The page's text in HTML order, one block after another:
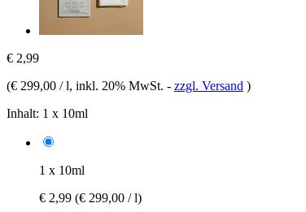
€ 2,99
(€ 299,00 / l, inkl. 20% MwSt. - zzgl. Versand )
Inhalt: 1 x 10ml
1 x 10ml
€ 2,99 (€ 299,00 / l)